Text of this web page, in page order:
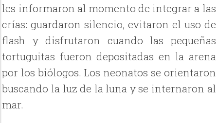
les informaron al momento de integrar a las
crías: guardaron silencio, evitaron el uso de
flash y disfrutaron cuando las pequeñas
tortuguitas fueron depositadas en la arena
por los biólogos. Los neonatos se orientaron
buscando la luz de la luna y se internaron al
mar.